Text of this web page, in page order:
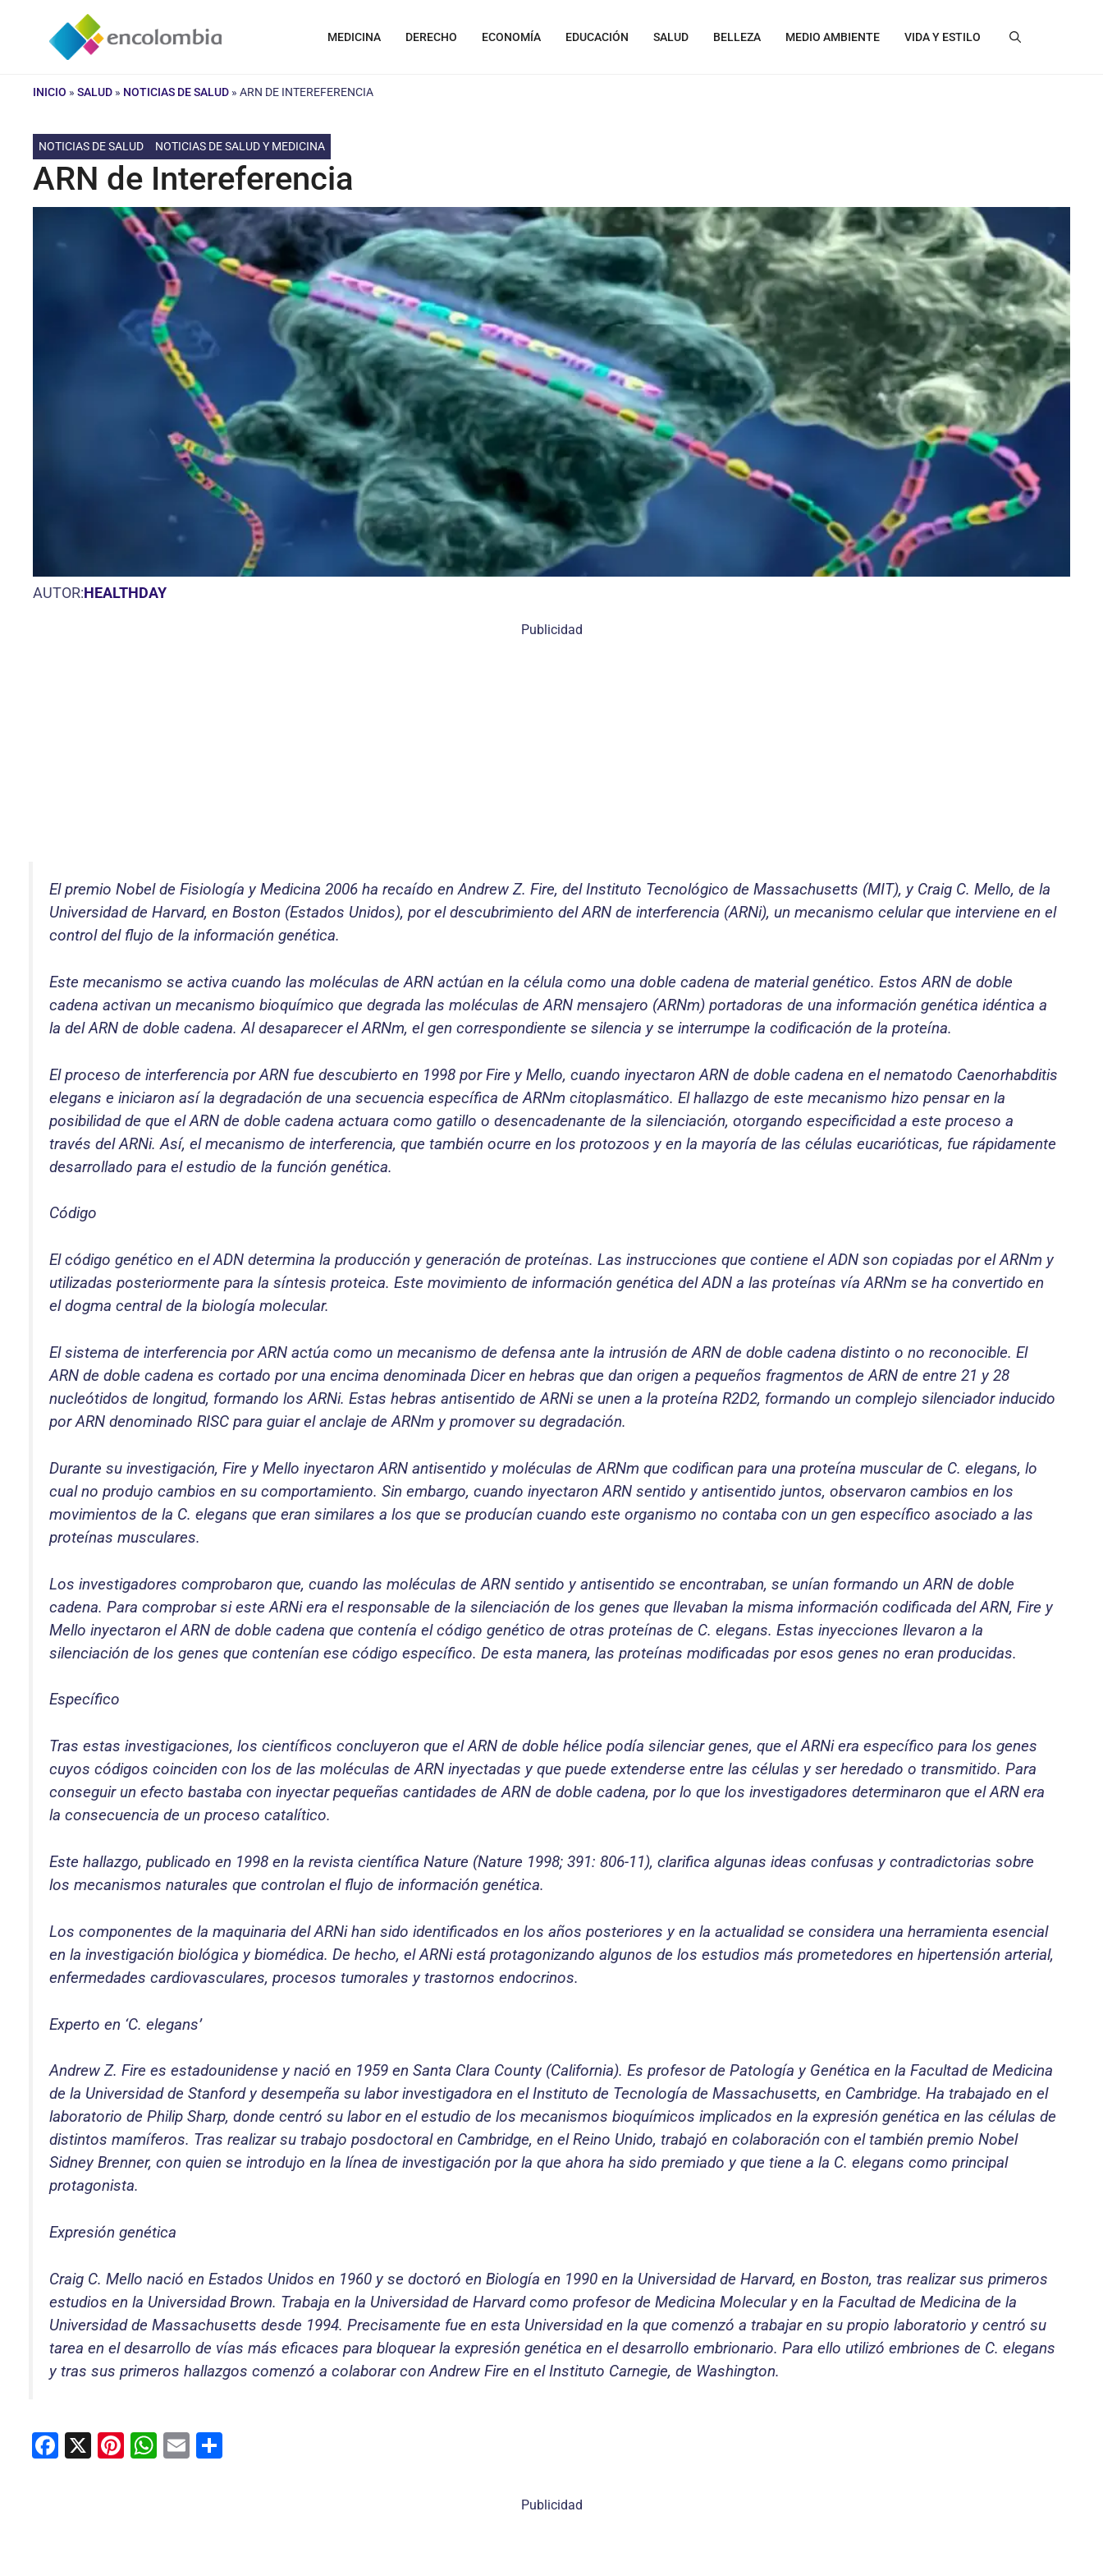
contenido
MEDICINA DERECHO ECONOMÍA EDUCACIÓN SALUD BELLEZA MEDIO AMBIENTE VIDA Y ESTILO
INICIO » SALUD » NOTICIAS DE SALUD » ARN DE INTEREFERENCIA
NOTICIAS DE SALUD NOTICIAS DE SALUD Y MEDICINA
ARN de Intereferencia
AUTOR:HEALTHDAY
Publicidad
El premio Nobel de Fisiología y Medicina 2006 ha recaído en Andrew Z. Fire, del Instituto Tecnológico de Massachusetts (MIT), y Craig C. Mello, de la
Universidad de Harvard, en Boston (Estados Unidos), por el descubrimiento del ARN de interferencia (ARNi), un mecanismo celular que interviene en el
control del flujo de la información genética.
Este mecanismo se activa cuando las moléculas de ARN actúan en la célula como una doble cadena de material genético. Estos ARN de doble
cadena activan un mecanismo bioquímico que degrada las moléculas de ARN mensajero (ARNm) portadoras de una información genética idéntica a
la del ARN de doble cadena. Al desaparecer el ARNm, el gen correspondiente se silencia y se interrumpe la codificación de la proteína.
El proceso de interferencia por ARN fue descubierto en 1998 por Fire y Mello, cuando inyectaron ARN de doble cadena en el nematodo Caenorhabditis
elegans e iniciaron así la degradación de una secuencia específica de ARNm citoplasmático. El hallazgo de este mecanismo hizo pensar en la
posibilidad de que el ARN de doble cadena actuara como gatillo o desencadenante de la silenciación, otorgando especificidad a este proceso a
través del ARNi. Así, el mecanismo de interferencia, que también ocurre en los protozoos y en la mayoría de las células eucarióticas, fue rápidamente
desarrollado para el estudio de la función genética.
Código
El código genético en el ADN determina la producción y generación de proteínas. Las instrucciones que contiene el ADN son copiadas por el ARNm y
utilizadas posteriormente para la síntesis proteica. Este movimiento de información genética del ADN a las proteínas vía ARNm se ha convertido en
el dogma central de la biología molecular.
El sistema de interferencia por ARN actúa como un mecanismo de defensa ante la intrusión de ARN de doble cadena distinto o no reconocible. El
ARN de doble cadena es cortado por una encima denominada Dicer en hebras que dan origen a pequeños fragmentos de ARN de entre 21 y 28
nucleótidos de longitud, formando los ARNi. Estas hebras antisentido de ARNi se unen a la proteína R2D2, formando un complejo silenciador inducido
por ARN denominado RISC para guiar el anclaje de ARNm y promover su degradación.
Durante su investigación, Fire y Mello inyectaron ARN antisentido y moléculas de ARNm que codifican para una proteína muscular de C. elegans, lo
cual no produjo cambios en su comportamiento. Sin embargo, cuando inyectaron ARN sentido y antisentido juntos, observaron cambios en los
movimientos de la C. elegans que eran similares a los que se producían cuando este organismo no contaba con un gen específico asociado a las
proteínas musculares.
Los investigadores comprobaron que, cuando las moléculas de ARN sentido y antisentido se encontraban, se unían formando un ARN de doble
cadena. Para comprobar si este ARNi era el responsable de la silenciación de los genes que llevaban la misma información codificada del ARN, Fire y
Mello inyectaron el ARN de doble cadena que contenía el código genético de otras proteínas de C. elegans. Estas inyecciones llevaron a la
silenciación de los genes que contenían ese código específico. De esta manera, las proteínas modificadas por esos genes no eran producidas.
Específico
Tras estas investigaciones, los científicos concluyeron que el ARN de doble hélice podía silenciar genes, que el ARNi era específico para los genes
cuyos códigos coinciden con los de las moléculas de ARN inyectadas y que puede extenderse entre las células y ser heredado o transmitido. Para
conseguir un efecto bastaba con inyectar pequeñas cantidades de ARN de doble cadena, por lo que los investigadores determinaron que el ARN era
la consecuencia de un proceso catalítico.
Este hallazgo, publicado en 1998 en la revista científica Nature (Nature 1998; 391: 806-11), clarifica algunas ideas confusas y contradictorias sobre
los mecanismos naturales que controlan el flujo de información genética.
Los componentes de la maquinaria del ARNi han sido identificados en los años posteriores y en la actualidad se considera una herramienta esencial
en la investigación biológica y biomédica. De hecho, el ARNi está protagonizando algunos de los estudios más prometedores en hipertensión arterial,
enfermedades cardiovasculares, procesos tumorales y trastornos endocrinos.
Experto en ‘C. elegans’
Andrew Z. Fire es estadounidense y nació en 1959 en Santa Clara County (California). Es profesor de Patología y Genética en la Facultad de Medicina
de la Universidad de Stanford y desempeña su labor investigadora en el Instituto de Tecnología de Massachusetts, en Cambridge. Ha trabajado en el
laboratorio de Philip Sharp, donde centró su labor en el estudio de los mecanismos bioquímicos implicados en la expresión genética en las células de
distintos mamíferos. Tras realizar su trabajo posdoctoral en Cambridge, en el Reino Unido, trabajó en colaboración con el también premio Nobel
Sidney Brenner, con quien se introdujo en la línea de investigación por la que ahora ha sido premiado y que tiene a la C. elegans como principal
protagonista.
Expresión genética
Craig C. Mello nació en Estados Unidos en 1960 y se doctoró en Biología en 1990 en la Universidad de Harvard, en Boston, tras realizar sus primeros
estudios en la Universidad Brown. Trabaja en la Universidad de Harvard como profesor de Medicina Molecular y en la Facultad de Medicina de la
Universidad de Massachusetts desde 1994. Precisamente fue en esta Universidad en la que comenzó a trabajar en su propio laboratorio y centró su
tarea en el desarrollo de vías más eficaces para bloquear la expresión genética en el desarrollo embrionario. Para ello utilizó embriones de C. elegans
y tras sus primeros hallazgos comenzó a colaborar con Andrew Fire en el Instituto Carnegie, de Washington.
F
X
Pi W E
Publicidad